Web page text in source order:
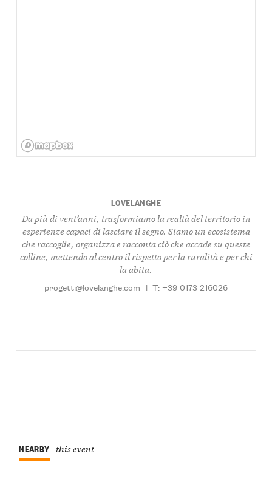
LOVELANGHE
Da più di vent’anni, trasformiamo la realtà del territorio in
esperienze capaci di lasciare il segno. Siamo un ecosistema
che raccoglie, organizza e racconta ciò che accade su queste
colline, mettendo al centro il rispetto per la ruralità e per chi
la abita.
progetti@lovelanghe.com | T: +39 0173 216026
NEARBY this event